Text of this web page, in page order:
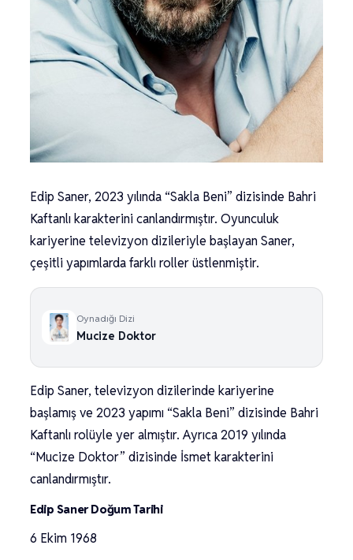
Edip Saner, 2023 yılında “Sakla Beni” dizisinde Bahri
Kaftanlı karakterini canlandırmıştır. Oyunculuk
kariyerine televizyon dizileriyle başlayan Saner,
çeşitli yapımlarda farklı roller üstlenmiştir.
Oynadığı Dizi
Mucize Doktor
Edip Saner, televizyon dizilerinde kariyerine
başlamış ve 2023 yapımı “Sakla Beni” dizisinde Bahri
Kaftanlı rolüyle yer almıştır. Ayrıca 2019 yılında
“Mucize Doktor” dizisinde İsmet karakterini
canlandırmıştır.
Edip Saner Doğum Tarihi
6 Ekim 1968